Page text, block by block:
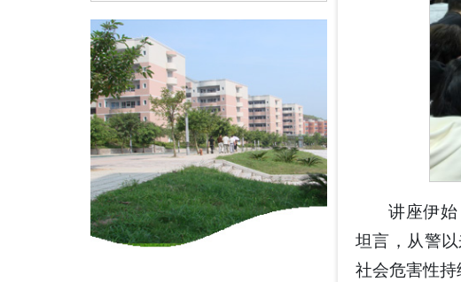
讲座伊
坦言，从警
社会危害性持